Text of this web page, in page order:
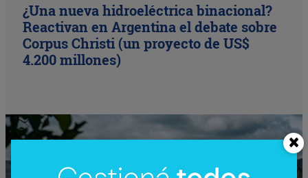
¿Una nueva hidroeléctrica binacional?
Reactivan en Argentina el debate sobre
Corpus Christi (un proyecto de US$
4.200 millones)